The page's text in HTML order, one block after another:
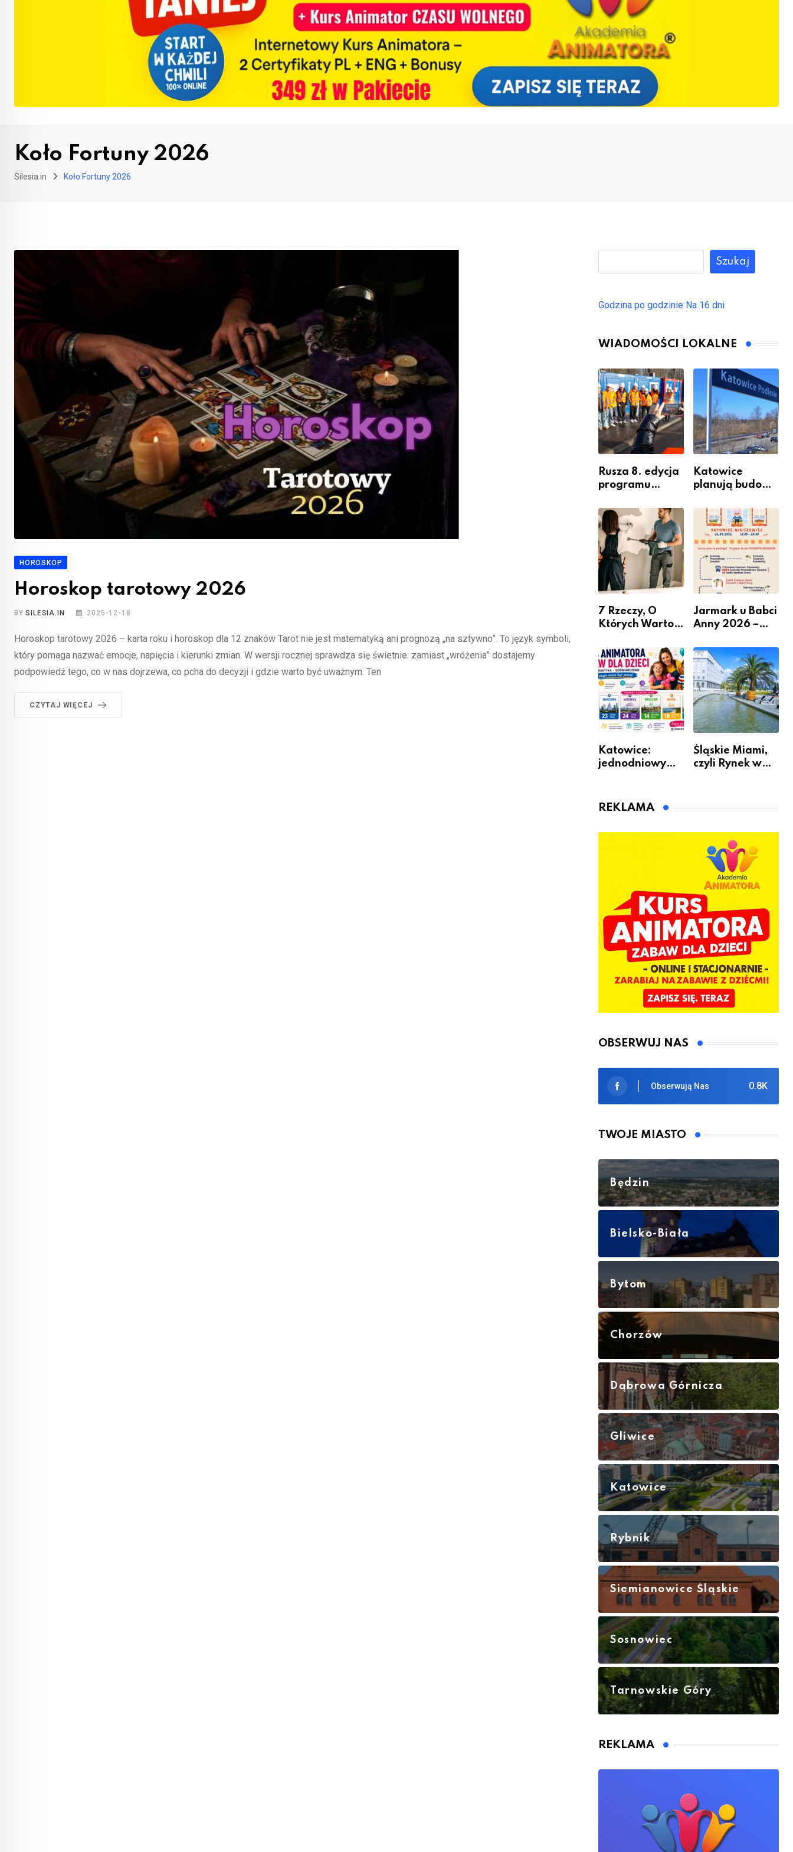
Koło Fortuny 2026
Silesia.in Koło Fortuny 2026
HOROSKOP
Horoskop tarotowy 2026
BYSILESIA.IN 2025-12-18
Horoskop tarotowy 2026 – karta roku i horoskop dla 12 znaków Tarot nie jest matematyką ani prognozą „na sztywno”. To język symboli,
który pomaga nazwać emocje, napięcia i kierunki zmian. W wersji rocznej sprawdza się świetnie: zamiast „wróżenia” dostajemy
podpowiedź tego, co w nas dojrzewa, co pcha do decyzji i gdzie warto być uważnym. Ten
CZYTAJ WIĘCEJ
Szukaj
Godzina po godzinie Na 16 dni
WIADOMOŚCI LOKALNE
Rusza 8. edycja
programu
Miastem
Fachowców” –
nabór dla
przedsiębiorców
Katowice
planują budowę
przesiadkoweg
o w Podlesiu
7 Rzeczy, O
Których Warto
Remontem
Mieszkania
Jarmark u Babci
Anny 2026 –
Katowice:
jednodniowy
animatora
Śląskie Miami,
czyli Rynek w
REKLAMA
OBSERWUJ NAS
0.8K
Obserwują Nas
TWOJE MIASTO
Będzin
Bielsko-Biała
Bytom
Chorzów
Dąbrowa Górnicza
Gliwice
Katowice
Rybnik
Siemianowice Śląskie
Sosnowiec
Tarnowskie Góry
REKLAMA